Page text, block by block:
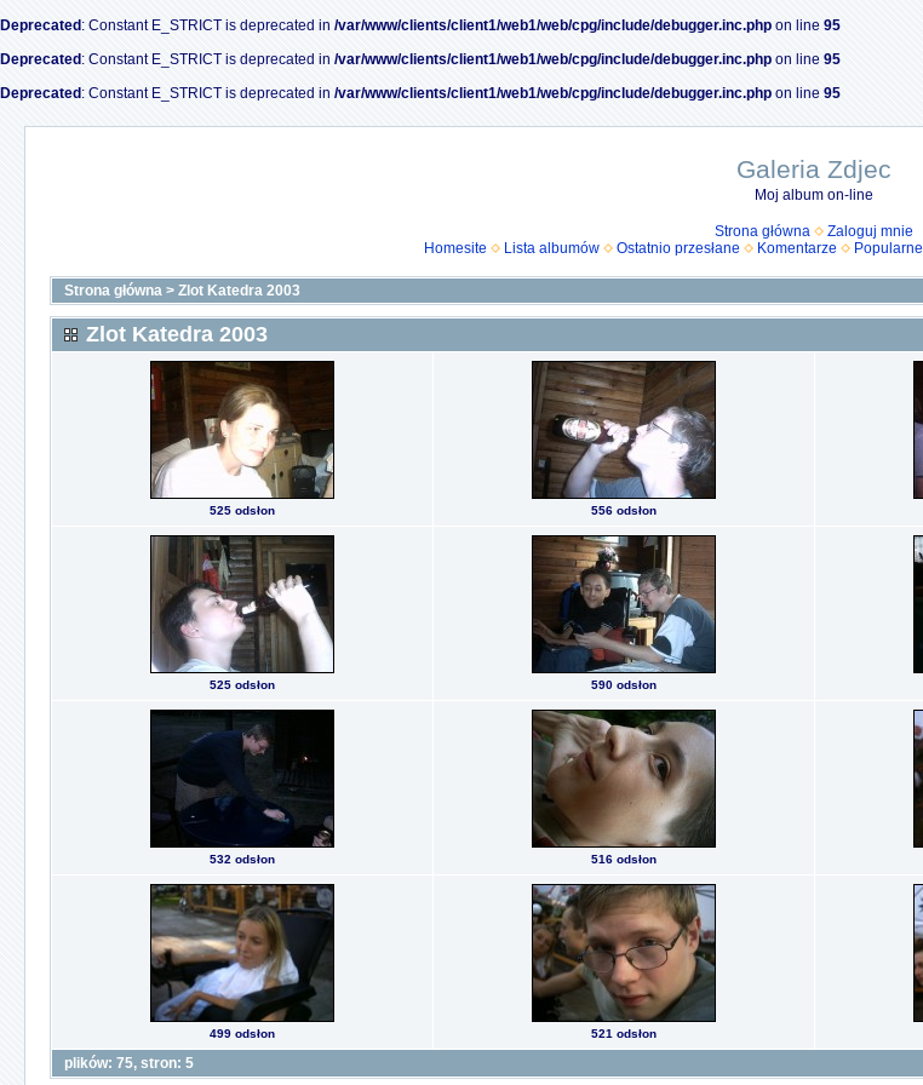
Deprecated : Constant E_STRICT is deprecated in /var/www/clients/client1/web1/web/cpg/include/debugger.inc.php on line 95
Deprecated : Constant E_STRICT is deprecated in /var/www/clients/client1/web1/web/cpg/include/debugger.inc.php on line 95
Deprecated : Constant E_STRICT is deprecated in /var/www/clients/client1/web1/web/cpg/include/debugger.inc.php on line 95
Galeria Zdjec
Moj album on-line
Strona główna
Zaloguj mnie
Homesite
Lista albumów Ostatnio przesłane Komentarze Popularne
Strona główna > Zlot Katedra 2003
Zlot Katedra 2003
525 odsłon 556 odsłon
525 odsłon 590 odsłon
532 odsłon 516 odsłon
499 odsłon 521 odsłon
plików: 75, stron: 5